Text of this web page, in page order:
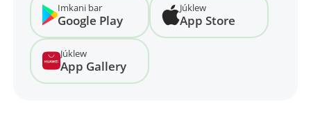
Imkani bar
Google Play
Júklew
App Store
Júklew
App Gallery